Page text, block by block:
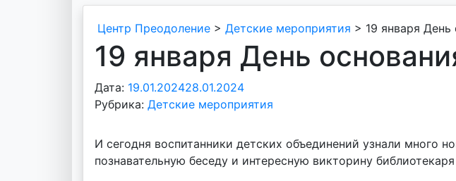
Центр Преодоление > Детские мероприятия > 19 января День
19 января День
Дата: 19.01.202428.01.2024
в
о
р
Рубрика: Детские мероприятия
И сегодня воспитанники детских объединений узнали много
познавательную беседу и интересную викторину